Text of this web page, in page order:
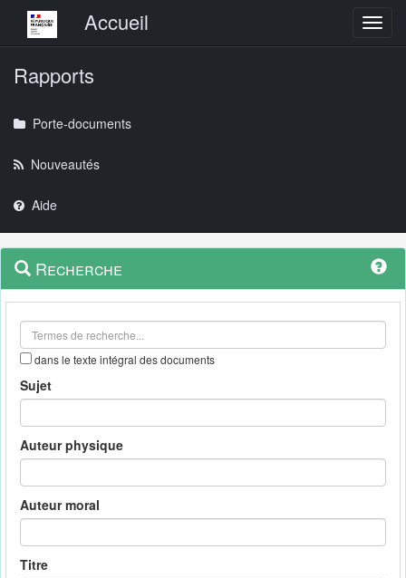
Menu principalAccueil
Rapports
Porte-documents
Nouveautés
Aide
Navigation
outils
Menu
contextuel
Recherche
dans le texte intégral des documents
Sujet
Auteur physique
Auteur moral
Titre